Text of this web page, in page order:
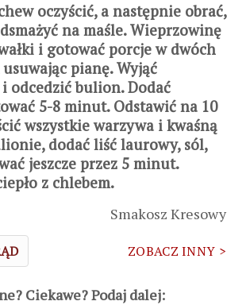
oczyścić, a następnie obrać,
na maśle. Wieprzowinę
i gotować porcje w dwóch
pianę. Wyjąć
odcedzić bulion. Dodać
5-8 minut. Odstawić na 10
wszystkie warzywa i kwaśną
dodać liść laurowy, sól,
jeszcze przez 5 minut.
z chlebem.
Smakosz Kresowy
ZOBACZ INNY >
Ciekawe? Podaj dalej: